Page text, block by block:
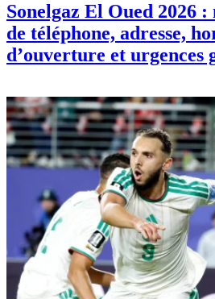
Sonelgaz El Oued 2026 :
de téléphone, adresse,
d’ouverture et urgences